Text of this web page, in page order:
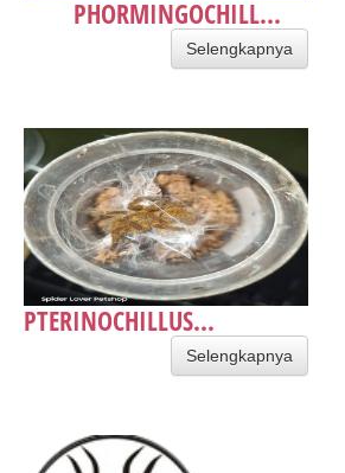
PHORMINGOCHILL...
Selengkapnya
PTERINOCHILLUS...
Selengkapnya